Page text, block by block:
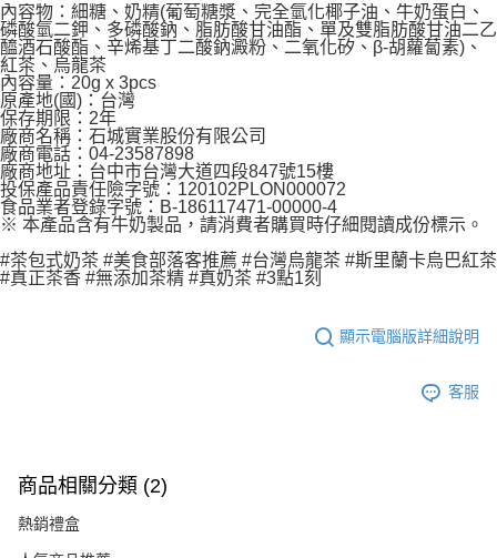
請求用戶進行身份認證。
５．嚴禁一人註冊多個帳號或使用他人資訊註冊。若發現惡意使用之情形，
恩沛科技股份有限公司將有權停止該用戶之使用額度並採取法律行動。
內容物：細糖、奶精(葡萄糖漿、完全氫化椰子油、牛奶蛋白、
磷酸氫二鉀、多磷酸鈉、脂肪酸甘油酯、單及雙脂肪酸甘油二乙
醯酒石酸酯、辛烯基丁二酸鈉澱粉、二氧化矽、β-胡蘿蔔素)、
紅茶、烏龍茶
內容量：20g x 3pcs
原產地(國)：台灣
保存期限：2年
廠商名稱：石城實業股份有限公司
廠商電話：04-23587898
廠商地址：台中市台灣大道四段847號15樓
投保產品責任險字號：120102PLON000072
食品業者登錄字號：B-186117471-00000-4
※ 本產品含有牛奶製品，請消費者購買時仔細閱讀成份標示。
#茶包式奶茶 #美食部落客推薦 #台灣烏龍茶 #斯里蘭卡烏巴紅茶
#真正茶香 #無添加茶精 #真奶茶 #3點1刻
顯示電腦版詳細說明
客服
商品相關分類 (2)
熱銷禮盒